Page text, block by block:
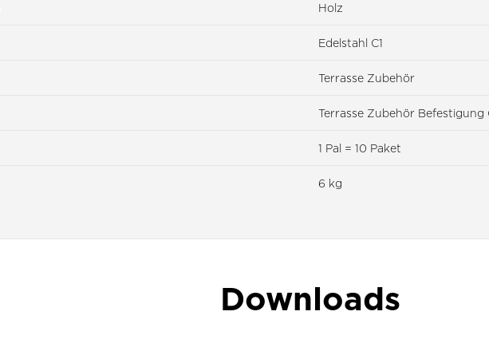
Holz
Edelstahl C1
Terrasse Zubehör
Terrasse Zubehör Befestigung
1 Pal = 10 Paket
6 kg
Downloads